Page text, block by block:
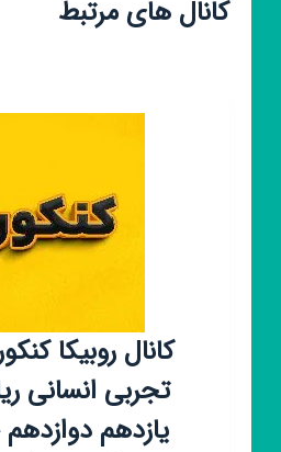
کانال های مرتبط
کانال روبیکا
تجربی انسانی
یازدهم